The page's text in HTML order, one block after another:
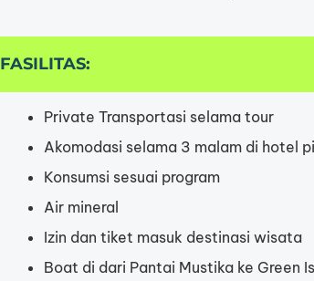
FASILITAS:
Private Transportasi selama tour
Akomodasi selama 3 malam di hotel
Konsumsi sesuai program
Air mineral
Izin dan tiket masuk destinasi wisata
Boat di dari Pantai Mustika ke Green